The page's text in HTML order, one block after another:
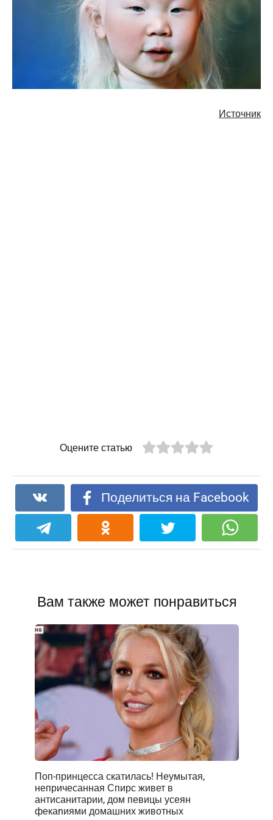
Источник
Оцените статью
Поделиться на Facebook
Вам также может понравиться
Поп-принцесса скатилась! Неумытая,
непричесанная Спирс живет в
антисанитарии, дом певицы усеян
фекаnиями домашних животных